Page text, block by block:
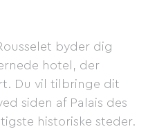
byder dig
hotel, der
Du vil tilbringe dit
siden af ​​Palais des
historiske steder.